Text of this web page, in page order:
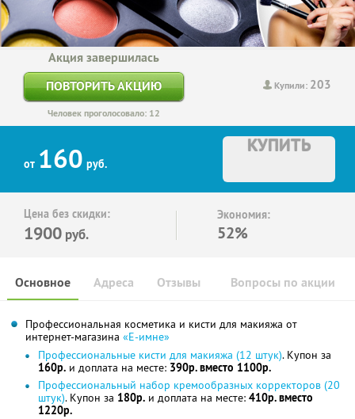
Купили: 203
Акция завершилась
ПОВТОРИТЬ АКЦИЮ
Человек проголосовало: 12
от 160 руб.
КУПИТЬ
Цена без скидки:
1900 руб.
Экономия:
52%
Основное Отзывы Вопросы по акции
Адреса
Профессиональная косметика и кисти для макияжа от
интернет-магазина «Е-имне»
Профессиональные кисти для макияжа (12 штук). Купон за
160р. и доплата на месте: 390р. вместо 1100р.
Профессиональный набор кремообразных корректоров (20
штук). Купон за 180р. и доплата на месте: 410р. вместо
1220р.